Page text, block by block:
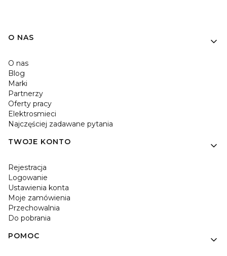
O NAS
O nas
Blog
Marki
Partnerzy
Oferty pracy
Elektrosmieci
Najczęściej zadawane pytania
TWOJE KONTO
Rejestracja
Logowanie
Ustawienia konta
Moje zamówienia
Przechowalnia
Do pobrania
POMOC